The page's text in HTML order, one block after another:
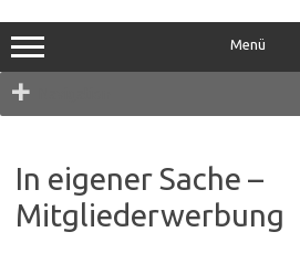
Menü
In eigener Sache –
Mitgliederwerbung